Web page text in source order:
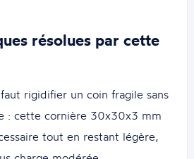
résolues par cette
rigidifier un coin fragile sans
: cette cornière 30x30x3 mm
tout en restant légère,